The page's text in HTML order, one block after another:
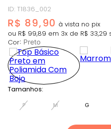
ID: T1836_002
R$ 89,90
ou R$ 99,89 em 3x de R$ 33,29
Cor: Preto
Tamanhos:
P M G
10ºUltimate Rosa